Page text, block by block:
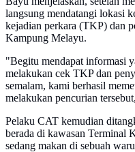
langsung mendatangi lokasi
kejadian perkara (TKP) dan
Kampung Melayu.
"Begitu mendapat informasi
melakukan cek TKP dan
semalam, kami berhasil
melakukan pencurian
Pelaku CAT kemudian
berada di kawasan Terminal
sedang makan di sebuah